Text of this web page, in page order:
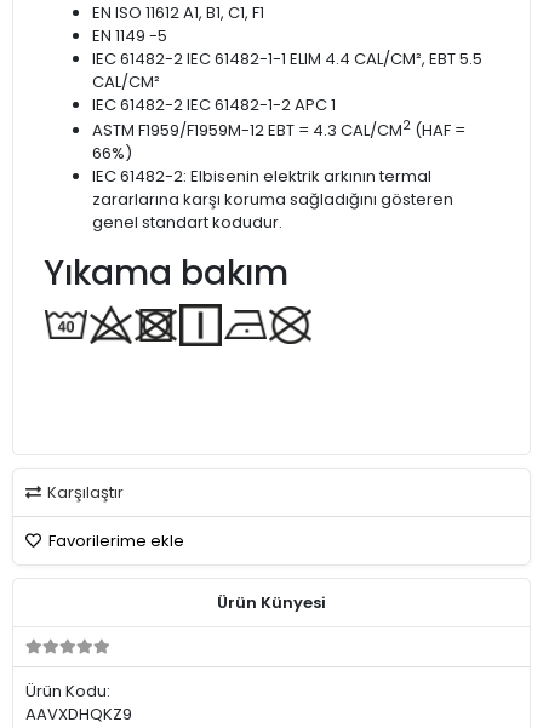
EN ISO 11612 A1, B1, C1, F1
EN 1149 -5
IEC 61482-2 IEC 61482-1-1 ELIM 4.4 CAL/CM², EBT 5.5
CAL/CM²
IEC 61482-2 IEC 61482-1-2 APC 1
ASTM F1959/F1959M-12 EBT = 4.3 CAL/CM2 (HAF =
66%)
IEC 61482-2: Elbisenin elektrik arkının termal
zararlarına karşı koruma sağladığını gösteren
genel standart kodudur.
Yıkama bakım
Karşılaştır
Favorilerime ekle
Ürün Künyesi
Ürün Kodu:
AAVXDHQKZ9